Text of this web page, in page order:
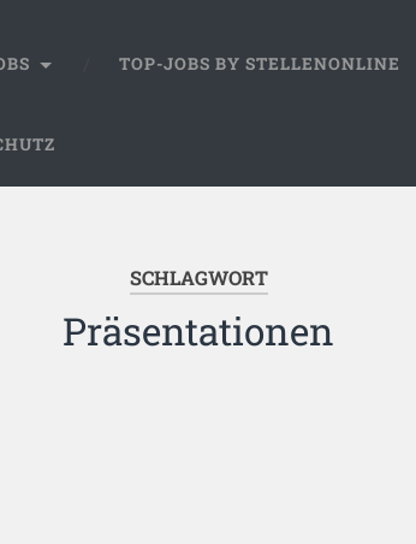
TOP-JOBS BY STELLENONLINE
SCHLAGWORT
Präsentationen